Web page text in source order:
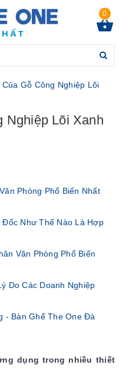
0
Gỗ Công Nghiệp Lõi
Nghiệp Lõi Xanh
Phòng Phổ Biến Nhất
Như Thế Nào Là Hợp
Văn Phòng Phổ Biến
Do Các Doanh Nghiệp
- Bàn Ghế The One Đà
dụng trong nhiều thiết